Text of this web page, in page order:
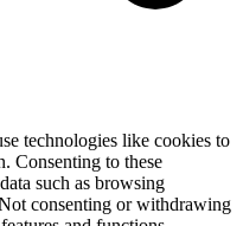
technologies like cookies to
Consenting to these
such as browsing
consenting or withdrawing